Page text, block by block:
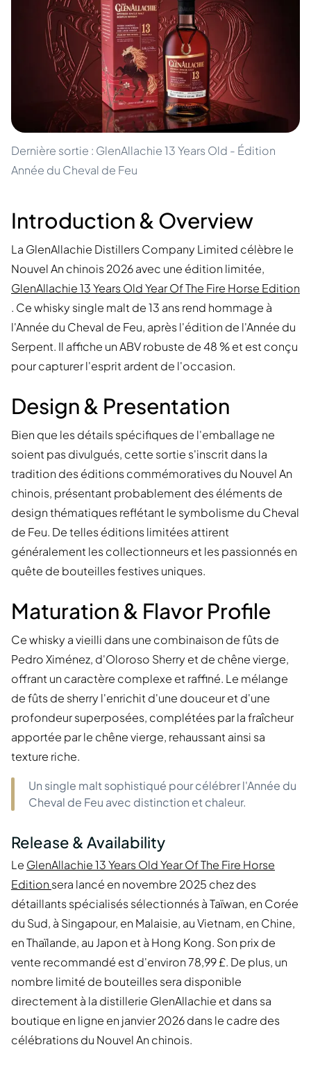
Dernière sortie : GlenAllachie 13 Years Old - Édition
Année du Cheval de Feu
Introduction & Overview
La GlenAllachie Distillers Company Limited célèbre le
Nouvel An chinois 2026 avec une édition limitée,
GlenAllachie 13 Years Old Year Of The Fire Horse Edition
. Ce whisky single malt de 13 ans rend hommage à
l'Année du Cheval de Feu, après l'édition de l'Année du
Serpent. Il affiche un ABV robuste de 48 % et est conçu
pour capturer l'esprit ardent de l'occasion.
Design & Presentation
Bien que les détails spécifiques de l'emballage ne
soient pas divulgués, cette sortie s'inscrit dans la
tradition des éditions commémoratives du Nouvel An
chinois, présentant probablement des éléments de
design thématiques reflétant le symbolisme du Cheval
de Feu. De telles éditions limitées attirent
généralement les collectionneurs et les passionnés en
quête de bouteilles festives uniques.
Maturation & Flavor Profile
Ce whisky a vieilli dans une combinaison de fûts de
Pedro Ximénez, d'Oloroso Sherry et de chêne vierge,
offrant un caractère complexe et raffiné. Le mélange
de fûts de sherry l'enrichit d'une douceur et d'une
profondeur superposées, complétées par la fraîcheur
apportée par le chêne vierge, rehaussant ainsi sa
texture riche.
Un single malt sophistiqué pour célébrer l'Année du
Cheval de Feu avec distinction et chaleur.
Release & Availability
Le GlenAllachie 13 Years Old Year Of The Fire Horse
Edition sera lancé en novembre 2025 chez des
détaillants spécialisés sélectionnés à Taïwan, en Corée
du Sud, à Singapour, en Malaisie, au Vietnam, en Chine,
en Thaïlande, au Japon et à Hong Kong. Son prix de
vente recommandé est d'environ 78,99 £. De plus, un
nombre limité de bouteilles sera disponible
directement à la distillerie GlenAllachie et dans sa
boutique en ligne en janvier 2026 dans le cadre des
célébrations du Nouvel An chinois.